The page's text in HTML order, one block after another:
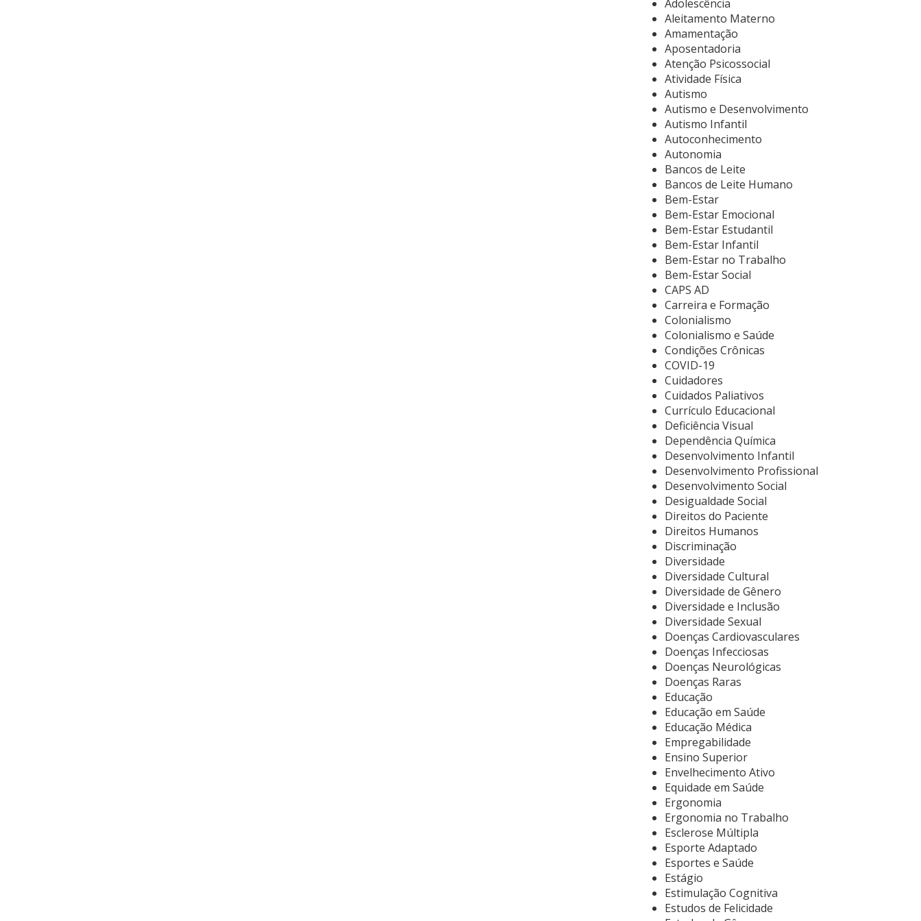
Adolescência
Aleitamento Materno
Amamentação
Aposentadoria
Atenção Psicossocial
Atividade Física
Autismo
Autismo e Desenvolvimento
Autismo Infantil
Autoconhecimento
Autonomia
Bancos de Leite
Bancos de Leite Humano
Bem-Estar
Bem-Estar Emocional
Bem-Estar Estudantil
Bem-Estar Infantil
Bem-Estar no Trabalho
Bem-Estar Social
CAPS AD
Carreira e Formação
Colonialismo
Colonialismo e Saúde
Condições Crônicas
COVID-19
Cuidadores
Cuidados Paliativos
Currículo Educacional
Deficiência Visual
Dependência Química
Desenvolvimento Infantil
Desenvolvimento Profissional
Desenvolvimento Social
Desigualdade Social
Direitos do Paciente
Direitos Humanos
Discriminação
Diversidade
Diversidade Cultural
Diversidade de Gênero
Diversidade e Inclusão
Diversidade Sexual
Doenças Cardiovasculares
Doenças Infecciosas
Doenças Neurológicas
Doenças Raras
Educação
Educação em Saúde
Educação Médica
Empregabilidade
Ensino Superior
Envelhecimento Ativo
Equidade em Saúde
Ergonomia
Ergonomia no Trabalho
Esclerose Múltipla
Esporte Adaptado
Esportes e Saúde
Estágio
Estimulação Cognitiva
Estudos de Felicidade